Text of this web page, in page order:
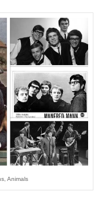
Animals